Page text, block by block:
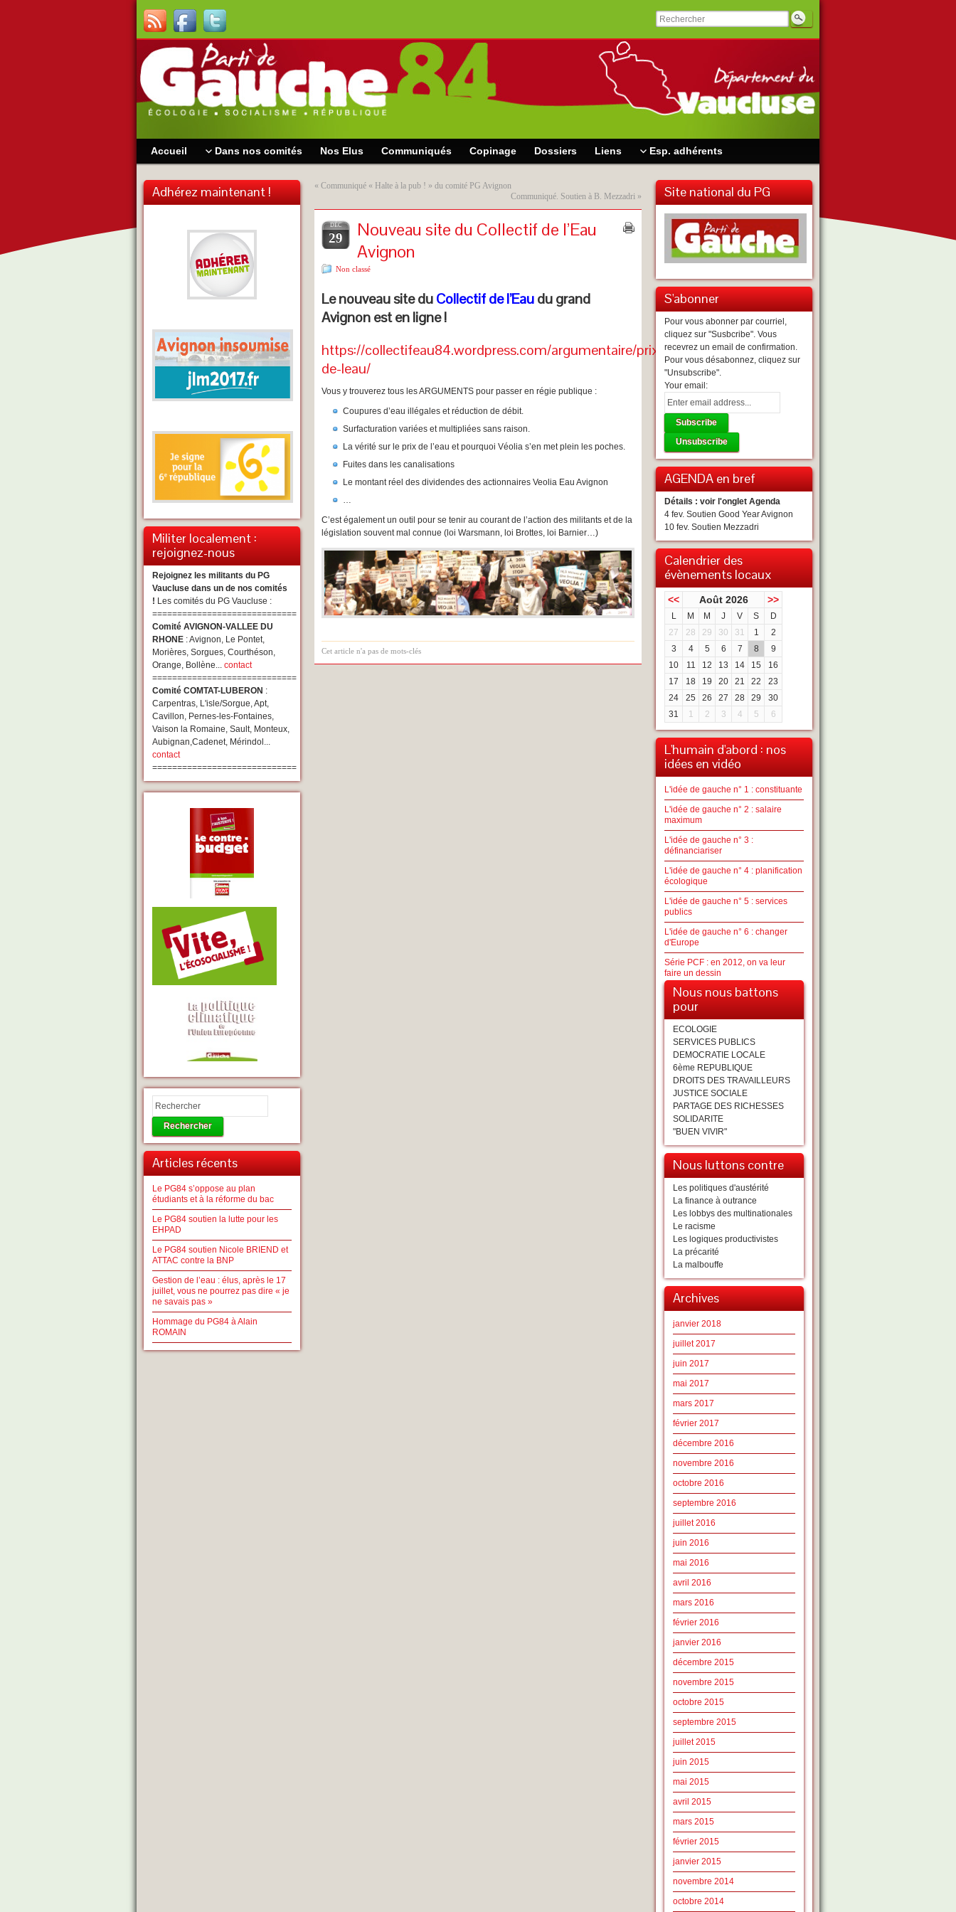
Accueil Dans nos comités Nos Elus Communiqués Copinage Dossiers Liens Esp. adhérents
Adhérez maintenant !
Militer localement :
rejoignez-nous
Rejoignez les militants du PG
Vaucluse dans un de nos comités
! Les comités du PG Vaucluse :
=============================
Comité AVIGNON-VALLEE DU
RHONE : Avignon, Le Pontet,
Morières, Sorgues, Courthéson,
Orange, Bollène... contact
=============================
Comité COMTAT-LUBERON :
Carpentras, L'isle/Sorgue, Apt,
Cavillon, Pernes-les-Fontaines,
Vaison la Romaine, Sault, Monteux,
Aubignan,Cadenet, Mérindol...
contact
=============================
Rechercher
Articles récents
Le PG84 s’oppose au plan
étudiants et à la réforme du bac
Le PG84 soutien la lutte pour les
EHPAD
Le PG84 soutien Nicole BRIEND et
ATTAC contre la BNP
Gestion de l’eau : élus, après le 17
juillet, vous ne pourrez pas dire « je
ne savais pas »
Hommage du PG84 à Alain
ROMAIN
« Communiqué « Halte à la pub ! » du comité PG Avignon
Communiqué. Soutien à B. Mezzadri »
DÉC
29
Nouveau site du Collectif de l’Eau
Avignon
Non classé
Le nouveau site duCollectif de l’Eaudu grand
Avignon est en ligne !
https://collectifeau84.wordpress.com/argumentaire/prix-
de-leau/
Vous y trouverez tous les ARGUMENTS pour passer en régie publique :
Coupures d’eau illégales et réduction de débit.
Surfacturation variées et multipliées sans raison.
La vérité sur le prix de l’eau et pourquoi Véolia s’en met plein les poches.
Fuites dans les canalisations
Le montant réel des dividendes des actionnaires Veolia Eau Avignon
…
C’est également un outil pour se tenir au courant de l’action des militants et de la
législation souvent mal connue (loi Warsmann, loi Brottes, loi Barnier…)
Cet article n'a pas de mots-clés
Site national du PG
S'abonner
Pour vous abonner par courriel,
cliquez sur "Susbcribe". Vous
recevrez un email de confirmation.
Pour vous désabonnez, cliquez sur
"Unsubscribe".
Your email:
AGENDA en bref
Détails : voir l'onglet Agenda
4 fev. Soutien Good Year Avignon
10 fev. Soutien Mezzadri
Calendrier des
évènements locaux
<< Août 2026 >>
L M M J V S
D
27
28 29 30 31 1
2
3
4 5 6 7 8
9
10
11 12 13 14 15
16
17
18 19 20 21 22
23
24
25 26 27 28 29
30
31
1 2 3 4 5 6
L'humain d'abord : nos
idées en vidéo
L'idée de gauche n° 1 : constituante
L'idée de gauche n° 2 : salaire
maximum
L'idée de gauche n° 3 :
définanciariser
L'idée de gauche n° 4 : planification
écologique
L'idée de gauche n° 5 : services
publics
L'idée de gauche n° 6 : changer
d'Europe
Série PCF : en 2012, on va leur
faire un dessin
Nous nous battons
pour
ECOLOGIE
SERVICES PUBLICS
DEMOCRATIE LOCALE
6ème REPUBLIQUE
DROITS DES TRAVAILLEURS
JUSTICE SOCIALE
PARTAGE DES RICHESSES
SOLIDARITE
"BUEN VIVIR"
Nous luttons contre
Les politiques d'austérité
La finance à outrance
Les lobbys des multinationales
Le racisme
Les logiques productivistes
La précarité
La malbouffe
Archives
janvier 2018
juillet 2017
juin 2017
mai 2017
mars 2017
février 2017
décembre 2016
novembre 2016
octobre 2016
septembre 2016
juillet 2016
juin 2016
mai 2016
avril 2016
mars 2016
février 2016
janvier 2016
décembre 2015
novembre 2015
octobre 2015
septembre 2015
juillet 2015
juin 2015
mai 2015
avril 2015
mars 2015
février 2015
janvier 2015
novembre 2014
octobre 2014